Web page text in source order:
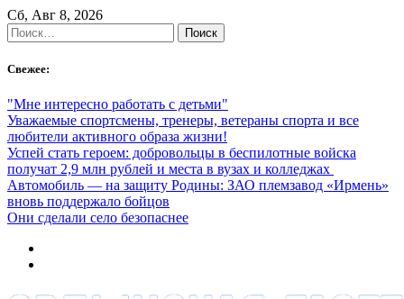
Skip
to
content
Сб, Авг 8, 2026
Найти:
Свежее:
"Мне интересно работать с детьми"
Уважаемые спортсмены, тренеры, ветераны спорта и все
любители активного образа жизни!
Успей стать героем: добровольцы в беспилотные войска
получат 2,9 млн рублей и места в вузах и колледжах
Автомобиль — на защиту Родины: ЗАО племзавод «Ирмень»
вновь поддержало бойцов
Они сделали село безопаснее